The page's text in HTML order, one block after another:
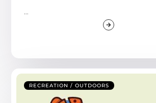
...
RECREATION / OUTDOORS